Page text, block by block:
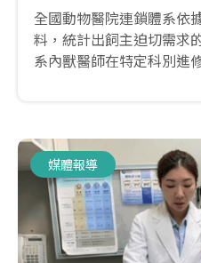
全國動物醫院連鎖體系依
料，統計出飼主迫切需求
系內獸醫師在特定科別進
媒體報導